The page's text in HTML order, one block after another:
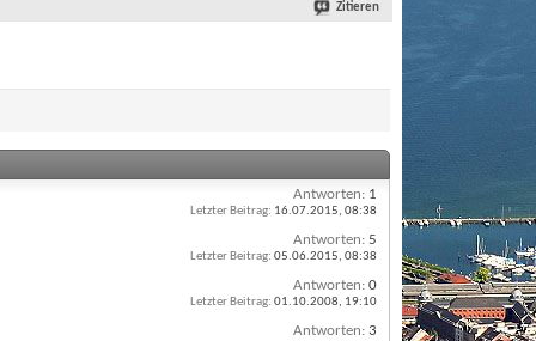
Zitieren
Antworten: 1
Letzter Beitrag: 16.07.2015, 08:38
Antworten: 5
Letzter Beitrag: 05.06.2015, 08:38
Antworten: 0
Letzter Beitrag: 01.10.2008, 19:10
Antworten: 3